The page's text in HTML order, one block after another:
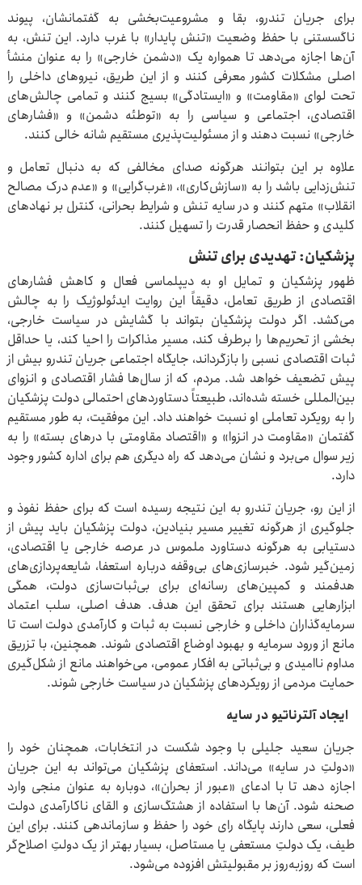
برای جریان تندرو، بقا و مشروعیت‌بخشی به گفتمانشان، پیوند
ناگسستنی با حفظ وضعیت «تنش پایدار» با غرب دارد. این تنش، به
آن‌ها اجازه می‌دهد تا همواره یک «دشمن خارجی» را به عنوان منشأ
اصلی مشکلات کشور معرفی کنند و از این طریق، نیروهای داخلی را
تحت لوای «مقاومت» و «ایستادگی» بسیج کنند و تمامی چالش‌های
اقتصادی، اجتماعی و سیاسی را به «توطئه دشمن» و «فشارهای
خارجی» نسبت دهند و از مسئولیت‌پذیری مستقیم شانه خالی کنند.
علاوه بر این بتوانند هرگونه صدای مخالفی که به دنبال تعامل و
تنش‌زدایی باشد را به «سازش‌کاری»، «غرب‌گرایی» و «عدم درک مصالح
انقلاب» متهم کنند و در سایه تنش و شرایط بحرانی، کنترل بر نهادهای
کلیدی و حفظ انحصار قدرت را تسهیل کنند.
پزشکیان: تهدیدی برای تنش
ظهور پزشکیان و تمایل او به دیپلماسی فعال و کاهش فشارهای
اقتصادی از طریق تعامل، دقیقاً این روایت ایدئولوژیک را به چالش
می‌کشد. اگر دولت پزشکیان بتواند با گشایش در سیاست خارجی،
بخشی از تحریم‌ها را برطرف کند، مسیر مذاکرات را احیا کند، یا حداقل
ثبات اقتصادی نسبی را بازگرداند، جایگاه اجتماعی جریان تندرو بیش از
پیش تضعیف خواهد شد. مردم، که از سال‌ها فشار اقتصادی و انزوای
بین‌المللی خسته شده‌اند، طبیعتاً دستاوردهای احتمالی دولت پزشکیان
را به رویکرد تعاملی او نسبت خواهند داد. این موفقیت، به طور مستقیم
گفتمان «مقاومت در انزوا» و «اقتصاد مقاومتی با درهای بسته» را به
زیر سوال می‌برد و نشان می‌دهد که راه دیگری هم برای اداره کشور وجود
دارد.
از این رو، جریان تندرو به این نتیجه رسیده است که برای حفظ نفوذ و
جلوگیری از هرگونه تغییر مسیر بنیادین، دولت پزشکیان باید پیش از
دستیابی به هرگونه دستاورد ملموس در عرصه خارجی یا اقتصادی،
زمین‌گیر شود. خبرسازی‌های بی‌وقفه درباره استعفا، شایعه‌پردازی‌های
هدفمند و کمپین‌های رسانه‌ای برای بی‌ثبات‌سازی دولت، همگی
ابزارهایی هستند برای تحقق این هدف. هدف اصلی، سلب اعتماد
سرمایه‌گذاران داخلی و خارجی نسبت به ثبات و کارآمدی دولت است تا
مانع از ورود سرمایه و بهبود اوضاع اقتصادی شوند. همچنین، با تزریق
مداوم ناامیدی و بی‌ثباتی به افکار عمومی، می‌خواهند مانع از شکل‌گیری
حمایت مردمی از رویکردهای پزشکیان در سیاست خارجی شوند.
ایجاد آلترناتیو در سایه
جریان سعید جلیلی با وجود شکست در انتخابات، همچنان خود را
«دولتِ در سایه» می‌داند. استعفای پزشکیان می‌تواند به این جریان
اجازه دهد تا با ادعای «عبور از بحران»، دوباره به عنوان منجی وارد
صحنه شود. آن‌ها با استفاده از هشتگ‌سازی و القای ناکارآمدی دولت
فعلی، سعی دارند پایگاه رای خود را حفظ و سازماندهی کنند. برای این
طیف، یک دولتِ مستعفی یا مستاصل، بسیار بهتر از یک دولتِ اصلاح‌گر
است که روزبه‌روز بر مقبولیتش افزوده می‌شود.